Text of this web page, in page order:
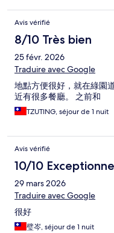
Avis vérifié
8/10 Très bien
25 févr. 2026
Traduire avec Google
地點方便很好，就在綠園
近有很多餐廳。 之前和
TZUTING, séjour de 1 nuit
Avis vérifié
10/10
29 mars 2026
Traduire avec Google
很好
璧岑, séjour de 1 nuit